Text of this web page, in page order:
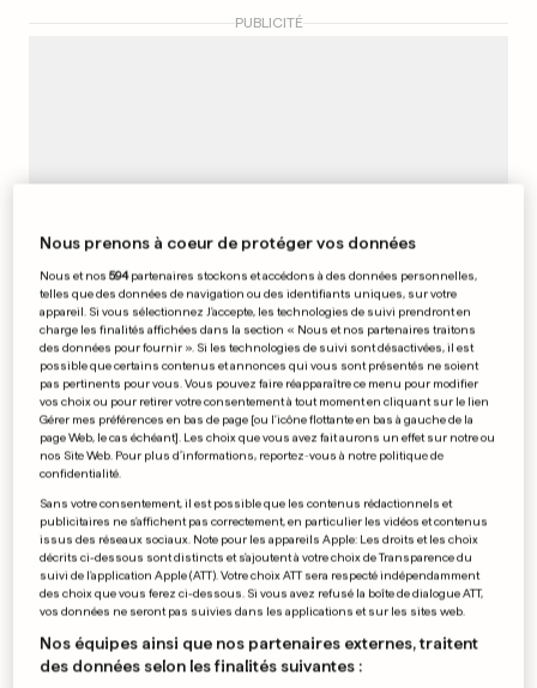
PUBLICITÉ
CONCERT
Les Américains de Korn font
trembler la Rockhal
0 0
CAMPAGNE AU LUXEMBOURG
Les jeunes ont rempli leur
mission sans tabac
0
Nous prenons à coeur de protéger vos données
Nous et nos594partenaires stockons et accédons à des données personnelles,
telles que des données de navigation ou des identifiants uniques, sur votre
appareil. Si vous sélectionnez J'accepte, les technologies de suivi prendront en
charge les finalités affichées dans la section « Nous et nos partenaires traitons
des données pour fournir ». Si les technologies de suivi sont désactivées, il est
possible que certains contenus et annonces qui vous sont présentés ne soient
pas pertinents pour vous. Vous pouvez faire réapparaître ce menu pour modifier
vos choix ou pour retirer votre consentement à tout moment en cliquant sur le lien
Gérer mes préférences en bas de page [ou l'icône flottante en bas à gauche de la
page Web, le cas échéant]. Les choix que vous avez fait aurons un effet sur notre ou
nos Site Web. Pour plus d’informations, reportez-vous à notre politique de
confidentialité.
Sans votre consentement, il est possible que les contenus rédactionnels et
publicitaires ne s'affichent pas correctement, en particulier les vidéos et contenus
issus des réseaux sociaux. Note pour les appareils Apple: Les droits et les choix
décrits ci-dessous sont distincts et s'ajoutent à votre choix de Transparence du
suivi de l'application Apple (ATT). Votre choix ATT sera respecté indépendamment
des choix que vous ferez ci-dessous. Si vous avez refusé la boîte de dialogue ATT,
vos données ne seront pas suivies dans les applications et sur les sites web.
Nos équipes ainsi que nos partenaires externes, traitent
des données selon les finalités suivantes :